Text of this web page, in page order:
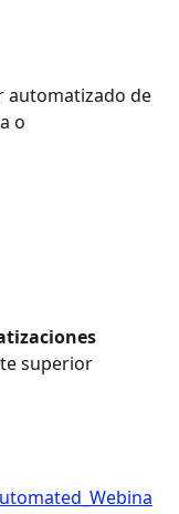
automatizado de
o
superior